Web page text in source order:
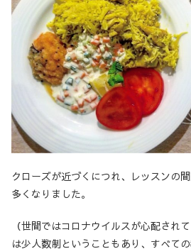
クローズが近づくにつれ、レッスンの
多くなりました。
（世間ではコロナウイルスが心配され
は少人数制ということもあり、すべて